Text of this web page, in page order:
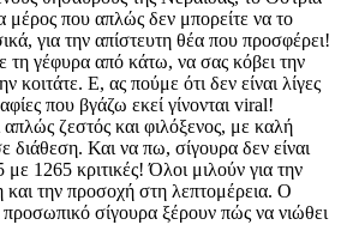
μέρος που απλώς δεν μπορείτε να το
για την απίστευτη θέα που προσφέρει!
τη γέφυρα από κάτω, να σας κόβει την
κοιτάτε. Ε, ας πούμε ότι δεν είναι λίγες
που βγάζω εκεί γίνονται viral!
ζεστός και φιλόξενος, με καλή
διάθεση. Και να πω, σίγουρα δεν είναι
με 1265 κριτικές! Όλοι μιλούν για την
και την προσοχή στη λεπτομέρεια. Ο
προσωπικό σίγουρα ξέρουν πώς να νιώθει